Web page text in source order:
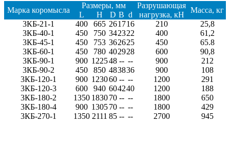
Марка коромысла
Размеры, мм
Разрушающая
нагрузка, кН
Масса, кг
L H D B d
3КБ-21-1
400 665 261716 210
25,8
3КБ-40-1
450 750 342322 400
61,2
3КБ-45-1
450 753 362625 450
65.8
3КБ-60-1
450 780 402928 600
90,8
3КБ-90-1
900 122548 -- -- 900
212
3КБ-90-2
450 850 483836 900
108
3КБ-120-1
900 123060 -- -- 1200
291
3КБ-120-3
600 940 604240 1200
188
3КБ-180-2
1350 1830 70 -- -- 1800
650
3КБ-180-4
900 1305 70 -- -- 1800
429
3КБ-270-1
1350 2111 85 -- -- 2700 945